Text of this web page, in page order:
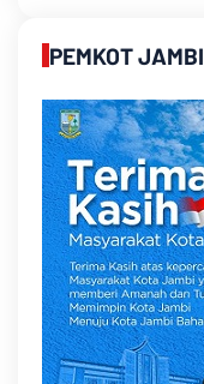
PEMKOT JAMBI